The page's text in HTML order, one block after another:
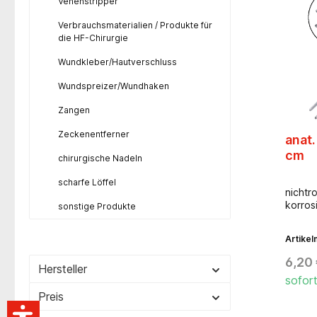
Verbrauchsmaterialien / Produkte für
die HF-Chirurgie
Wundkleber/Hautverschluss
Wundspreizer/Wundhaken
Zangen
Zeckenentferner
chirurgische Nadeln
scharfe Löffel
sonstige Produkte
Hersteller
Preis
und
eine
cm
6,20